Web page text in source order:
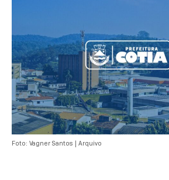
Foto: Vagner Santos | Arquivo